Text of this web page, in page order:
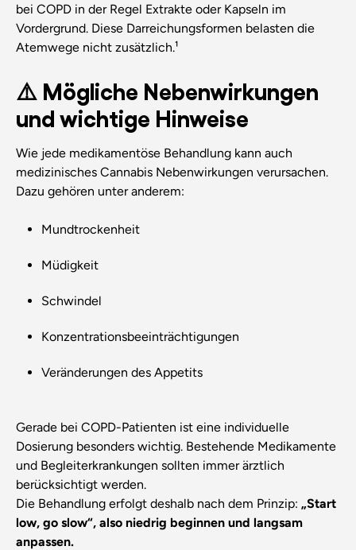
bei COPD in der Regel Extrakte oder Kapseln im
Vordergrund. Diese Darreichungsformen belasten die
Atemwege nicht zusätzlich.¹
⚠️ Mögliche Nebenwirkungen
und wichtige Hinweise
Wie jede medikamentöse Behandlung kann auch
medizinisches Cannabis Nebenwirkungen verursachen.
Dazu gehören unter anderem:
Mundtrockenheit
Müdigkeit
Schwindel
Konzentrationsbeeinträchtigungen
Veränderungen des Appetits
Gerade bei COPD-Patienten ist eine individuelle
Dosierung besonders wichtig. Bestehende Medikamente
und Begleiterkrankungen sollten immer ärztlich
berücksichtigt werden.
Die Behandlung erfolgt deshalb nach dem Prinzip: „Start
low, go slow“, also niedrig beginnen und langsam
anpassen.